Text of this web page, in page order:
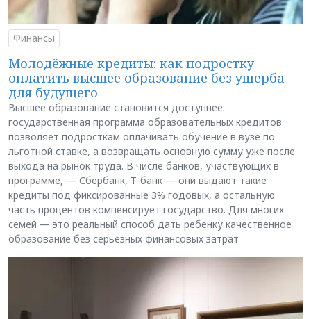
Финансы
Молодёжные кредиты: как подростку
оплатить высшее образование без ущерба
для будущего
Высшее образование становится доступнее:
государственная программа образовательных кредитов
позволяет подросткам оплачивать обучение в вузе по
льготной ставке, а возвращать основную сумму уже после
выхода на рынок труда. В числе банков, участвующих в
программе, — Сбербанк, Т-банк — они выдают такие
кредиты под фиксированные 3% годовых, а остальную
часть процентов компенсирует государство. Для многих
семей — это реальный способ дать ребёнку качественное
образование без серьёзных финансовых затрат